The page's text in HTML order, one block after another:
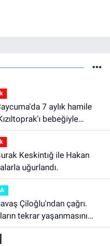
bebeğiyle
uğurlandı.
tekrar yaşanmasını